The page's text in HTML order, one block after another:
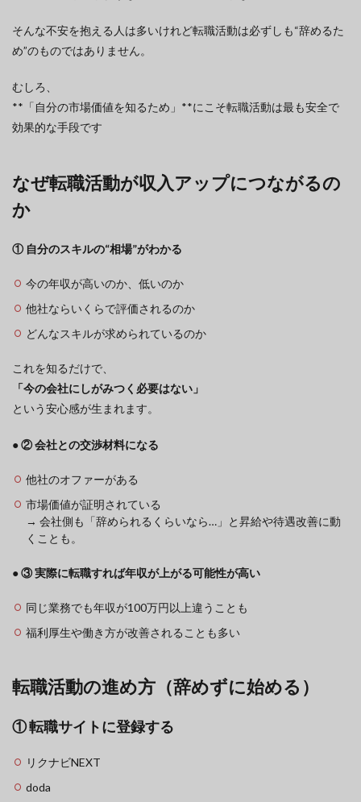
そんな不安を抱える人は多いけれど転職活動は必ずしも“辞めるた
め”のものではありません。
むしろ、
**「自分の市場価値を知るため」**にこそ転職活動は最も安全で
効果的な手段です
なぜ転職活動が収入アップにつながるの
か
① 自分のスキルの“相場”がわかる
今の年収が高いのか、低いのか
他社ならいくらで評価されるのか
どんなスキルが求められているのか
これを知るだけで、
「今の会社にしがみつく必要はない」
という安心感が生まれます。
● ② 会社との交渉材料になる
他社のオファーがある
市場価値が証明されている
→ 会社側も「辞められるくらいなら…」と昇給や待遇改善に動
くことも。
● ③ 実際に転職すれば年収が上がる可能性が高い
同じ業務でも年収が100万円以上違うことも
福利厚生や働き方が改善されることも多い
転職活動の進め方（辞めずに始める）
① 転職サイトに登録する
リクナビNEXT
doda